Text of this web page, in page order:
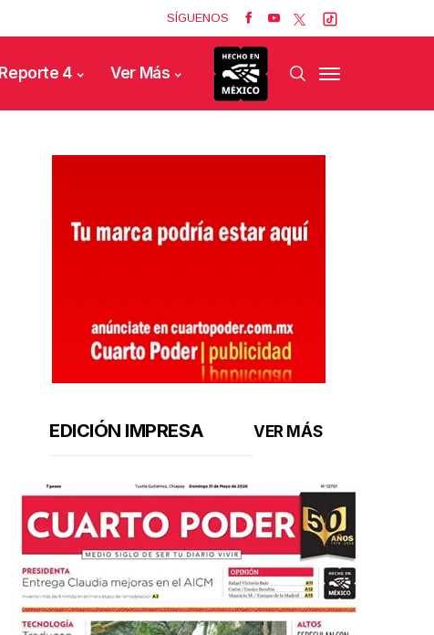
SÍGUENOS
Reporte 4 Ver Más
EDICIÓN IMPRESA VER MÁS